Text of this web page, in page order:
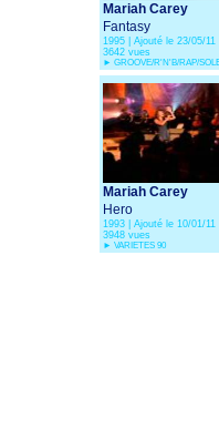
Mariah Carey
Fantasy
1995 | Ajouté le 23/05/11
3642 vues
► GROOVE/R'N'B/RAP/
Mariah Carey
Hero
1993 | Ajouté le 10/01/11
3948 vues
► VARIETES 90